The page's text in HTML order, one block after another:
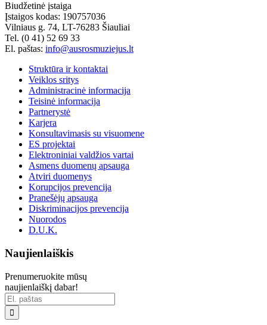
Biudžetinė įstaiga
Įstaigos kodas: 190757036
Vilniaus g. 74, LT-76283 Šiauliai
Tel. (0 41) 52 69 33
El. paštas: info@ausrosmuziejus.lt
Struktūra ir kontaktai
Veiklos sritys
Administracinė informacija
Teisinė informacija
Partnerystė
Karjera
Konsultavimasis su visuomene
ES projektai
Elektroniniai valdžios vartai
Asmens duomenų apsauga
Atviri duomenys
Korupcijos prevencija
Pranešėjų apsauga
Diskriminacijos prevencija
Nuorodos
D.U.K.
Naujienlaiškis
Prenumeruokite mūsų
naujienlaiškį dabar!
